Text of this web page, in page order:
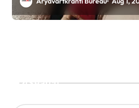
Search